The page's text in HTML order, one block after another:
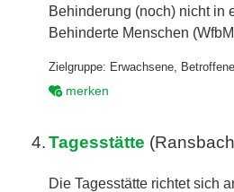
Behinderung (noch) nicht in
Behinderte Menschen
Zielgruppe: Erwachsene
Betroffene
merken
4. Tagesstätte
Die Tagesstätte richtet sich